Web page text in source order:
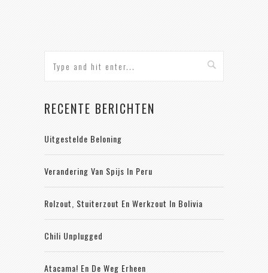
RECENTE BERICHTEN
Uitgestelde Beloning
Verandering Van Spijs In Peru
Rolzout, Stuiterzout En Werkzout In Bolivia
Chili Unplugged
Atacama! En De Weg Erheen